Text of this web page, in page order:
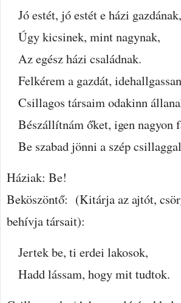
Jó estét, jó estét e házi gazdának,
Úgy kicsinek, mint nagynak,
Az egész házi családnak.
Felkérem a gazdát,
Csillagos társaim odakinn
Bészállítnám őket, igen nagyon
Be szabad jönni a szép
Háziak: Be!
Beköszöntő: (Kitárja az ajtót,
behívja társait):
Jertek be, ti erdei lakosok,
Hadd lássam, hogy mit tudtok.